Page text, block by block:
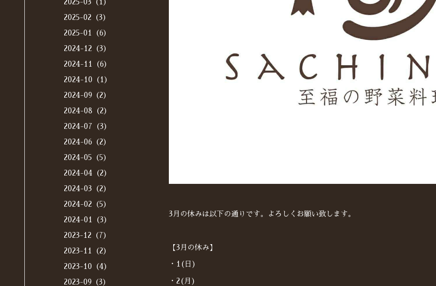
3月の休みは以下の通りです。よろしくお願い致します。
【3月の休み】
・1(日)
・2(月)
2025-03（1）
2025-02（3）
2025-01（6）
2024-12（3）
2024-11（6）
2024-10（1）
2024-09（2）
2024-08（2）
2024-07（3）
2024-06（2）
2024-05（5）
2024-04（2）
2024-03（2）
2024-02（5）
2024-01（3）
2023-12（7）
2023-11（2）
2023-10（4）
2023-09（3）